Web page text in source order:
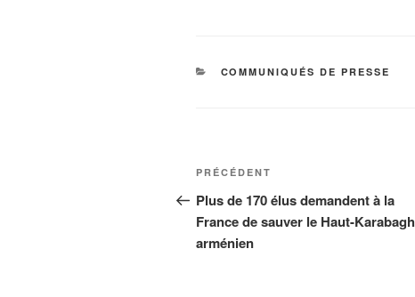
CATÉGORIES
COMMUNIQUÉS DE PRESSE
Navigation
de
l’article
Article
précédent
PRÉCÉDENT
Plus de 170 élus demandent à la
France de sauver le Haut-Karabagh
arménien